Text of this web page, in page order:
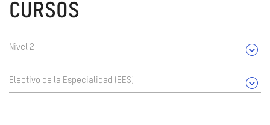
CURSOS
Nivel 2
Electivo de la Especialidad (EES)